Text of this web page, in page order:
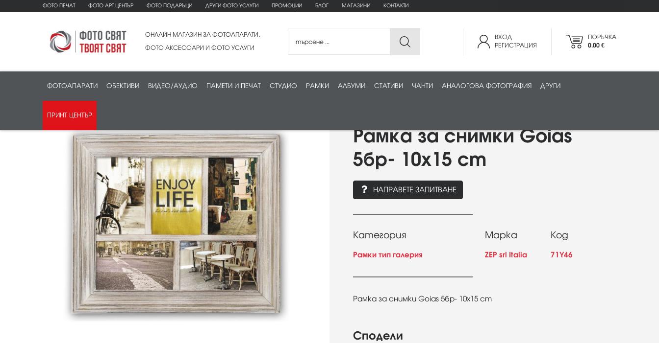
ФОТО ПЕЧАТ ФОТО АРТ ЦЕНТЪР ФОТО ПОДАРЪЦИ ДРУГИ ФОТО УСЛУГИ ПРОМОЦИИ БЛОГ МАГАЗИНИ КОНТАКТИ
ОНЛАЙН МАГАЗИН ЗА ФОТОАПАРАТИ,
ФОТО АКСЕСОАРИ И ФОТО УСЛУГИ
ВХОД
РЕГИСТРАЦИЯ
ПОРЪЧКА
0.00 €
ФОТОАПАРАТИ ОБЕКТИВИ ВИДЕО/АУДИО ПАМЕТИ И ПЕЧАТ СТУДИО РАМКИ АЛБУМИ СТАТИВИ ЧАНТИ АНАЛОГОВА ФОТОГРАФИЯ ДРУГИ
ПРИНТ ЦЕНТЪР
Рамка за снимки Goias
5бр- 10x15 cm
НАПРАВЕТЕ ЗАПИТВАНЕ
Категория
Рамки тип галерия
Марка
ZEP srl Italia
Код
71Y46
Рамка за снимки Goias 5бр- 10x15 cm
Сподели